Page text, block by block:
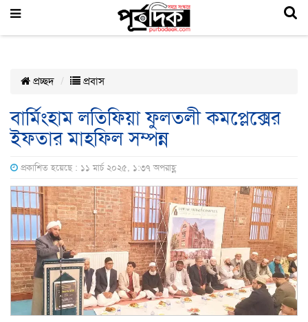
প্রচ্ছদ প্রবাস
বার্মিংহাম লতিফিয়া ফুলতলী কমপ্লেক্সের
ইফতার মাহফিল সম্পন্ন
প্রকাশিত হয়েছে : ১১ মার্চ ২০২৫, ১:৩৭ অপরাহ্ণ